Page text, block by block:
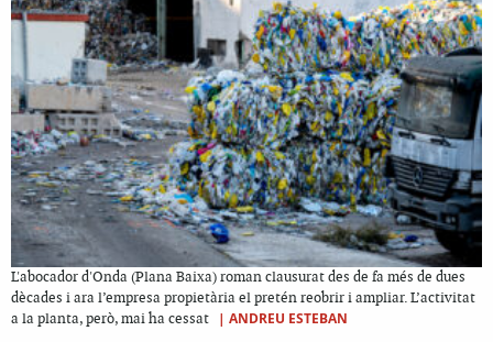
L'abocador d'Onda (Plana Baixa) roman clausurat des de fa més de dues
dècades i ara l’empresa propietària el pretén reobrir i ampliar. L’activitat
a la planta, però, mai ha cessat
| ANDREU ESTEBAN